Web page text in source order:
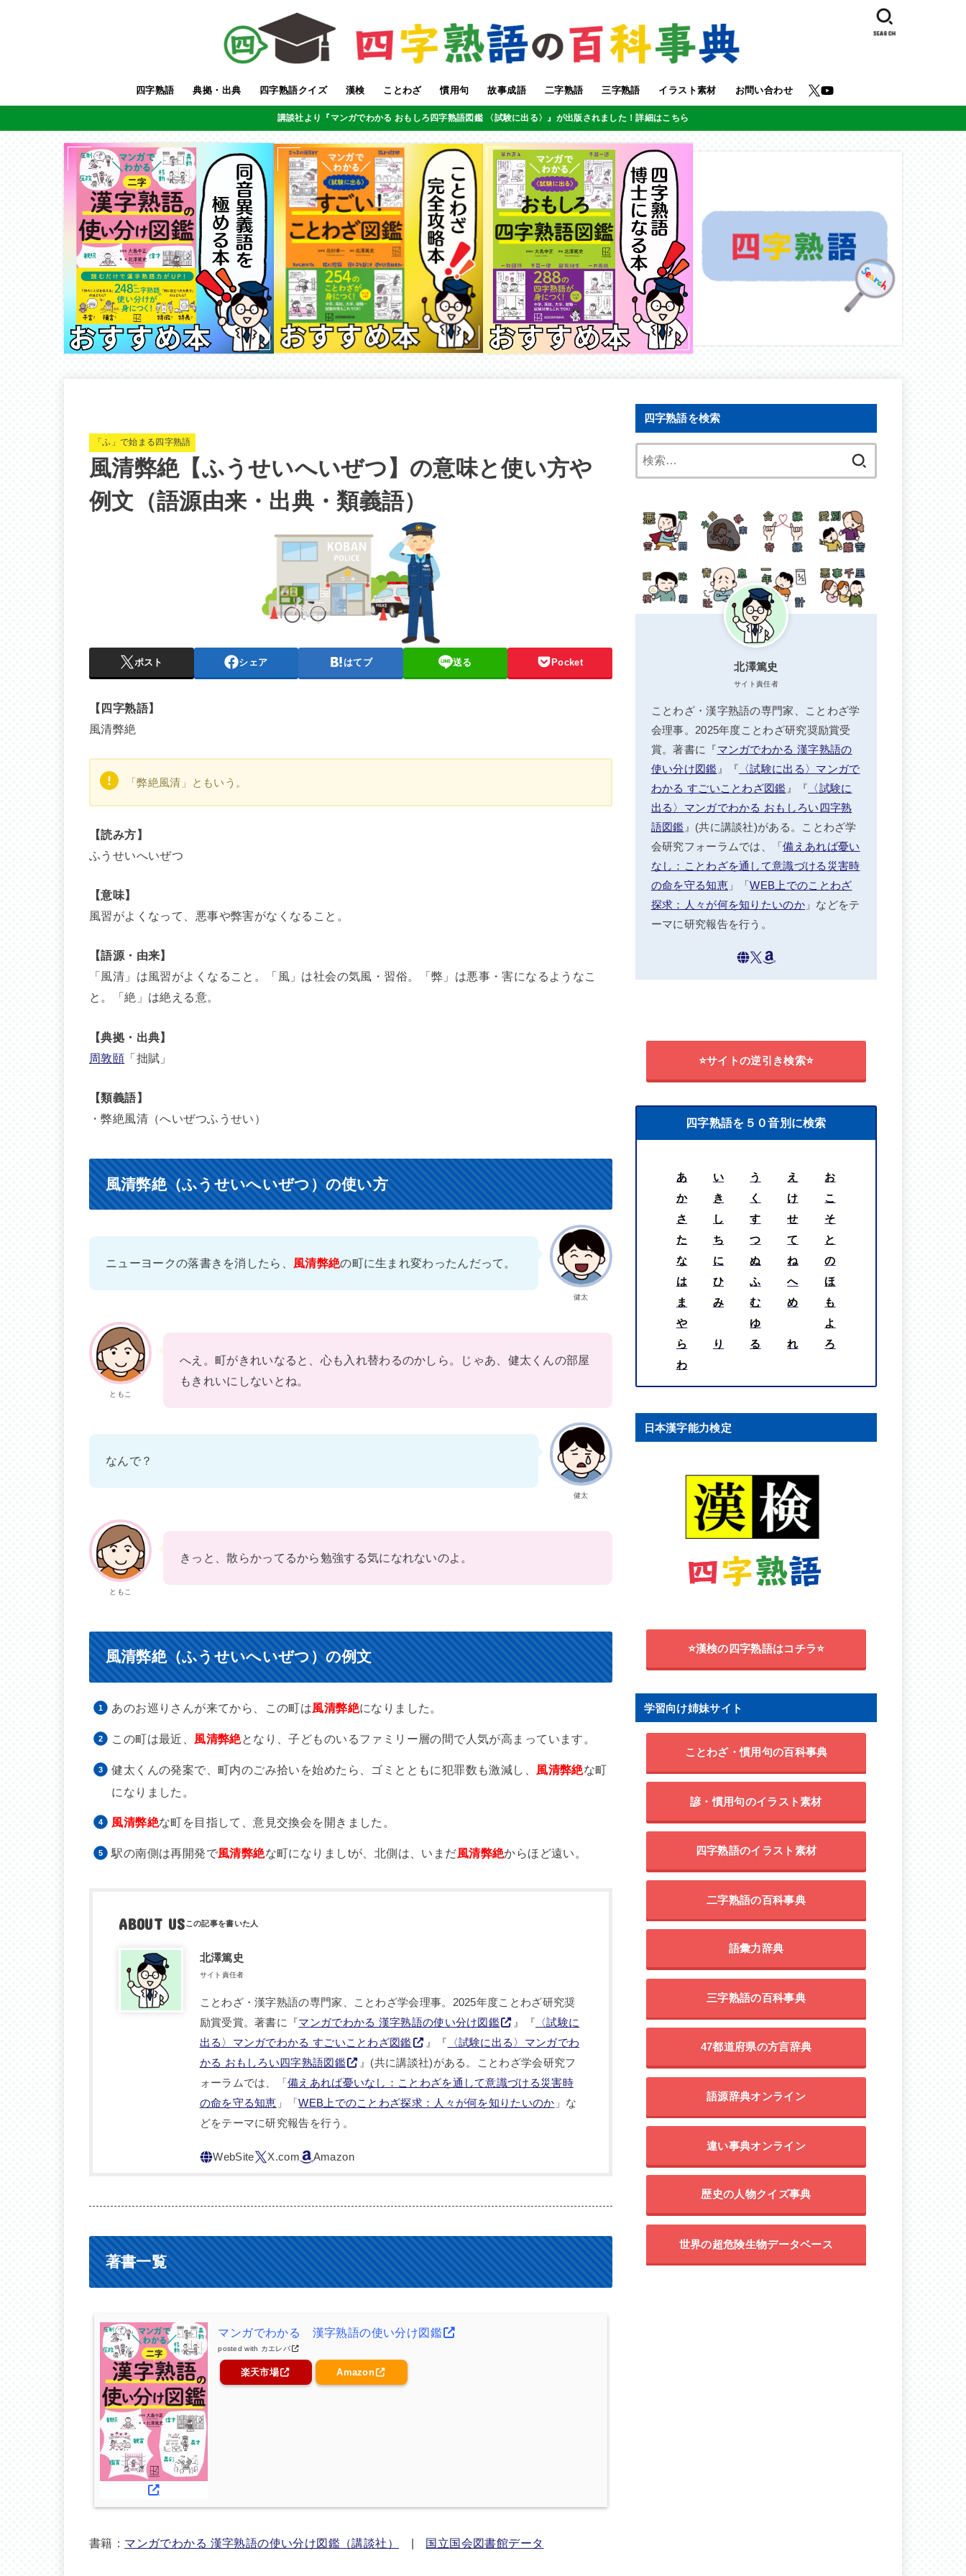
四字熟語 典拠・出典 四字熟語クイズ 漢検 ことわざ 慣用句 故事成語 二字熟語 三字熟語 イラスト素材 お問い合わせ
SEARCH
講談社より『マンガでわかる おもしろ四字熟語図鑑 〈試験に出る〉』が出版されました！詳細はこちら
「ふ」で始まる四字熟語
風清弊絶【ふうせいへいぜつ】の意味と使い方や
例文（語源由来・出典・類義語）
ポスト シェア はてブ 送る Pocket
【四字熟語】
風清弊絶
「弊絶風清」ともいう。
【読み方】
ふうせいへいぜつ
【意味】
風習がよくなって、悪事や弊害がなくなること。
【語源・由来】
「風清」は風習がよくなること。「風」は社会の気風・習俗。「弊」は悪事・害になるようなこ
と。「絶」は絶える意。
【典拠・出典】
周敦頤 「拙賦」
【類義語】
・弊絶風清（へいぜつふうせい）
風清弊絶（ふうせいへいぜつ）の使い方
健太
ニューヨークの落書きを消したら、 風清弊絶の町に生まれ変わったんだって。
ともこ
へえ。町がきれいなると、心も入れ替わるのかしら。じゃあ、健太くんの部屋
もきれいにしないとね。
健太
なんで？
ともこ
きっと、散らかってるから勉強する気になれないのよ。
風清弊絶（ふうせいへいぜつ）の例文
あのお巡りさんが来てから、この町は風清弊絶になりました。
この町は最近、 風清弊絶となり、子どものいるファミリー層の間で人気が高まっています。
健太くんの発案で、町内のごみ拾いを始めたら、ゴミとともに犯罪数も激減し、 風清弊絶な町
になりました。
風清弊絶な町を目指して、意見交換会を開きました。
駅の南側は再開発で風清弊絶な町になりましtが、北側は、いまだ風清弊絶からほど遠い。
ABOUT US
北澤篤史
サイト責任者
ことわざ・漢字熟語の専門家、ことわざ学会理事。2025年度ことわざ研究奨
励賞受賞。著書に『マンガでわかる 漢字熟語の使い分け図鑑 』『 〈試験に
出る〉マンガでわかる すごいことわざ図鑑
』『 〈試験に出る〉マンガでわ
かる おもしろい四字熟語図鑑
』(共に講談社)がある。ことわざ学会研究フ
ォーラムでは、「備えあれば憂いなし：ことわざを通して意識づける災害時
の命を守る知恵 」「WEB上でのことわざ探求：人々が何を知りたいのか 」な
どをテーマに研究報告を行う。
著書一覧
マンガでわかる 漢字熟語の使い分け図鑑
posted with カエレバ
楽天市場 Amazon
書籍： マンガでわかる 漢字熟語の使い分け図鑑（講談社） | 国立国会図書館データ
四字熟語を検索
北澤篤史
サイト責任者
ことわざ・漢字熟語の専門家、ことわざ学
会理事。2025年度ことわざ研究奨励賞受
賞。著書に『マンガでわかる 漢字熟語の
使い分け図鑑 』『 〈試験に出る〉マンガで
わかる すごいことわざ図鑑 』『 〈試験に
出る〉マンガでわかる おもしろい四字熟
語図鑑 』(共に講談社)がある。ことわざ学
会研究フォーラムでは、「備えあれば憂い
なし：ことわざを通して意識づける災害時
の命を守る知恵」「WEB上でのことわざ
探求：人々が何を知りたいのか」などをテ
ーマに研究報告を行う。
⭐サイトの逆引き検索⭐
四字熟語を５０音別に検索
あ い う え
お
か
き く け
こ
さ
し す せ
そ
た
ち つ て
と
な
に ぬ ね
の
は
ひ ふ へ
ほ
ま
み む め
も
や
ゆ
よ
ら
り る れ
ろ
わ
日本漢字能力検定
⭐漢検の四字熟語はコチラ⭐
学習向け姉妹サイト
ことわざ・慣用句の百科事典
諺・慣用句のイラスト素材
四字熟語のイラスト素材
二字熟語の百科事典
語彙力辞典
三字熟語の百科事典
47都道府県の方言辞典
語源辞典オンライン
違い事典オンライン
歴史の人物クイズ事典
世界の超危険生物データベース